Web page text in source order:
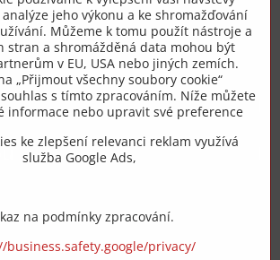
319
jeho výkonu a ke shromažďování
Můžeme k tomu použít nástroje a
stran a shromážděná data mohou být
v EU, USA nebo jiných zemích.
„Přijmout všechny soubory cookie“
s tímto zpracováním. Níže můžete
informace nebo upravit své preference
ke zlepšení relevanci reklam využívá
služba Google Ads,
na podmínky zpracování.
business.safety.google/privacy/